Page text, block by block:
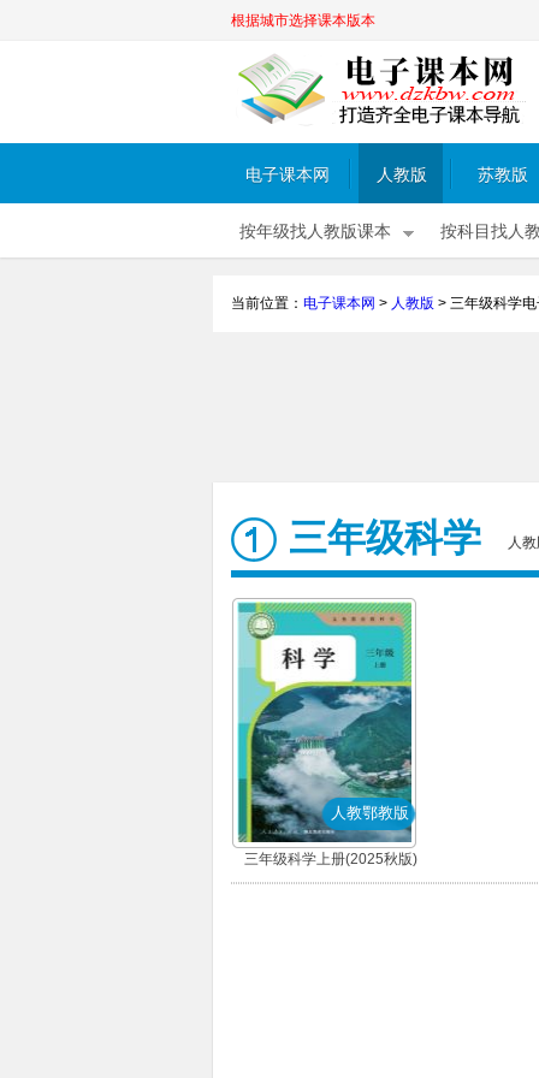
根据城市选择课本版本
电子课本网 人教版 苏教版
按年级找人教版课本 按科目找人
当前位置： 电子课本网 > 人教版 > 三年级科学
三年级科学 人
人教鄂教版
三年级科学上册(2025秋版)
(人教鄂教版)